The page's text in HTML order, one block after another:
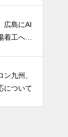
広島にAI
着工へ 1.
ン九州、
について